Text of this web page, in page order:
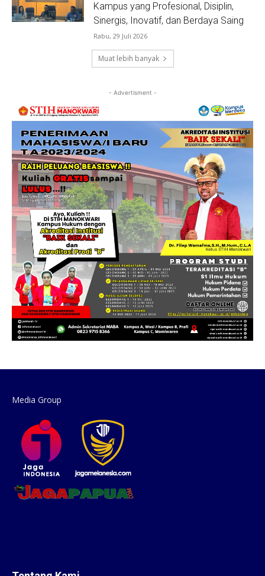
Kampus yang Profesional, Disiplin,
Sinergis, Inovatif, dan Berdaya Saing
Rabu, 29 Juli 2026
Muat lebih banyak
- Advertisment -
Media Group